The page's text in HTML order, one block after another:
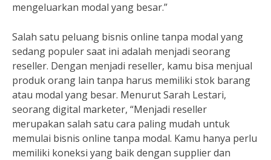
mengeluarkan modal yang besar.”
Salah satu peluang bisnis online tanpa modal yang
sedang populer saat ini adalah menjadi seorang
reseller. Dengan menjadi reseller, kamu bisa menjual
produk orang lain tanpa harus memiliki stok barang
atau modal yang besar. Menurut Sarah Lestari,
seorang digital marketer, “Menjadi reseller
merupakan salah satu cara paling mudah untuk
memulai bisnis online tanpa modal. Kamu hanya perlu
memiliki koneksi yang baik dengan supplier dan